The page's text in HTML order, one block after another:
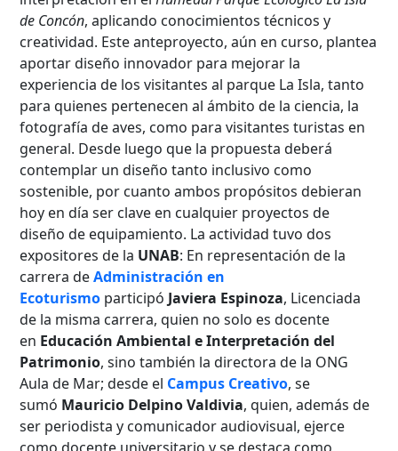
de Concón, aplicando conocimientos técnicos y
creatividad. Este anteproyecto, aún en curso, plantea
aportar diseño innovador para mejorar la
experiencia de los visitantes al parque La Isla, tanto
para quienes pertenecen al ámbito de la ciencia, la
fotografía de aves, como para visitantes turistas en
general. Desde luego que la propuesta deberá
contemplar un diseño tanto inclusivo como
sostenible, por cuanto ambos propósitos debieran
hoy en día ser clave en cualquier proyectos de
diseño de equipamiento. La actividad tuvo dos
expositores de la UNAB: En representación de la
carrera deAdministración en
Ecoturismo participó Javiera Espinoza, Licenciada
de la misma carrera, quien no solo es docente
en Educación Ambiental e Interpretación del
Patrimonio, sino también la directora de la ONG
Aula de Mar; desde el Campus Creativo, se
sumó Mauricio Delpino Valdivia, quien, además de
ser periodista y comunicador audiovisual, ejerce